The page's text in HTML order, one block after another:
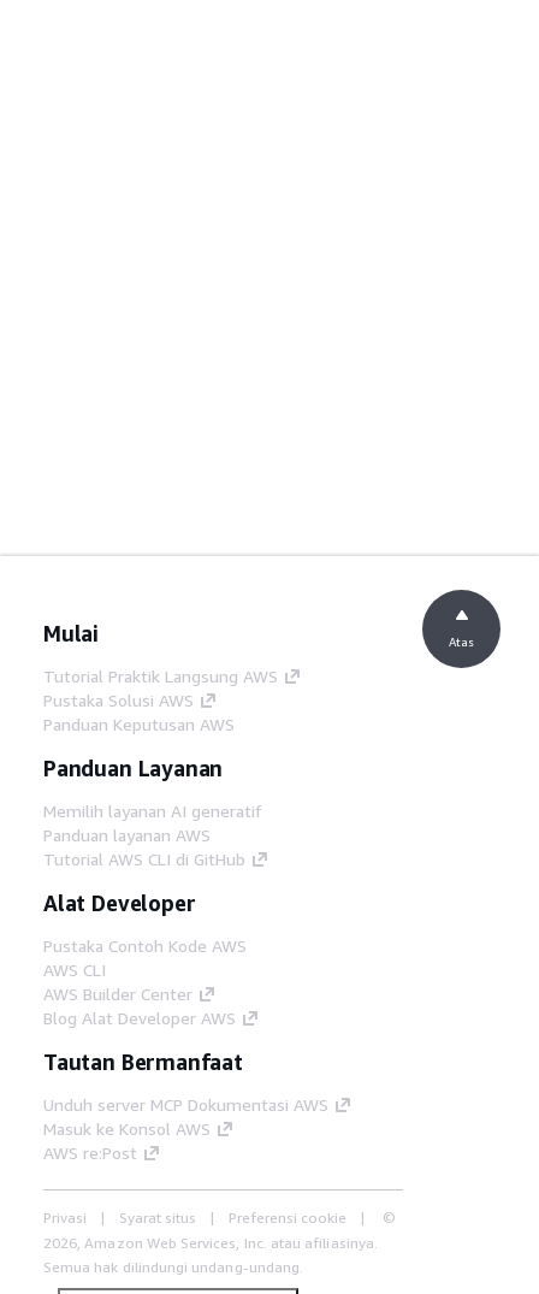
Mulai
Tutorial Praktik Langsung AWS
Pustaka Solusi AWS
Panduan Keputusan AWS
Panduan Layanan
Memilih layanan AI generatif
Panduan layanan AWS
Tutorial AWS CLI di GitHub
Alat Developer
Pustaka Contoh Kode AWS
AWS CLI
AWS Builder Center
Blog Alat Developer AWS
Tautan Bermanfaat
Unduh server MCP Dokumentasi AWS
Masuk ke Konsol AWS
AWS re:Post
Privasi Syarat situs Preferensi cookie
©
2026, Amazon Web Services, Inc. atau afiliasinya.
Semua hak dilindungi undang-undang.
Atas